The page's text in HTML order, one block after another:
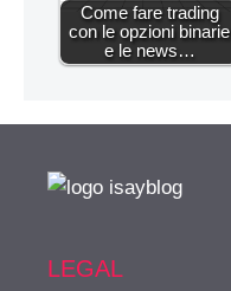
Come fare trading
con le opzioni binarie
e le news…
LEGAL